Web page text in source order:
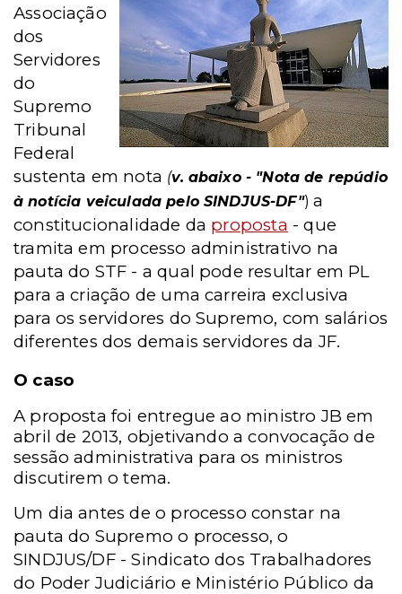
Associação
dos
Servidores
do
Supremo
Tribunal
Federal
sustenta em nota (v. abaixo - "Nota de repúdio
à notícia veiculada pelo SINDJUS-DF")a
constitucionalidade da proposta - que
tramita em processo administrativo na
pauta do STF - a qual pode resultar em PL
para a criação de uma carreira exclusiva
para os servidores do Supremo, com salários
diferentes dos demais servidores da JF.
O caso
A proposta foi entregue ao ministro JB em
abril de 2013, objetivando a convocação de
sessão administrativa para os ministros
discutirem o tema.
Um dia antes de o processo constar na
pauta do Supremo o processo, o
SINDJUS/DF - Sindicato dos Trabalhadores
do Poder Judiciário e Ministério Público da